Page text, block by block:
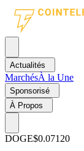
Actualités
MarchésÀ la Une
Sponsorisé
À Propos
DOGE$0.07120